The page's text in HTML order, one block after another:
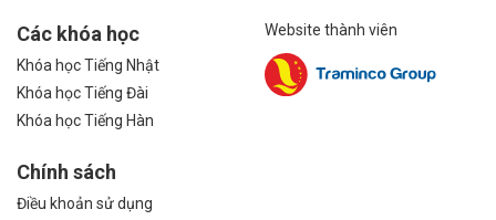
Các khóa học
Khóa học Tiếng Nhật
Khóa học Tiếng Đài
Khóa học Tiếng Hàn
Chính sách
Điều khoản sử dụng
Website thành viên